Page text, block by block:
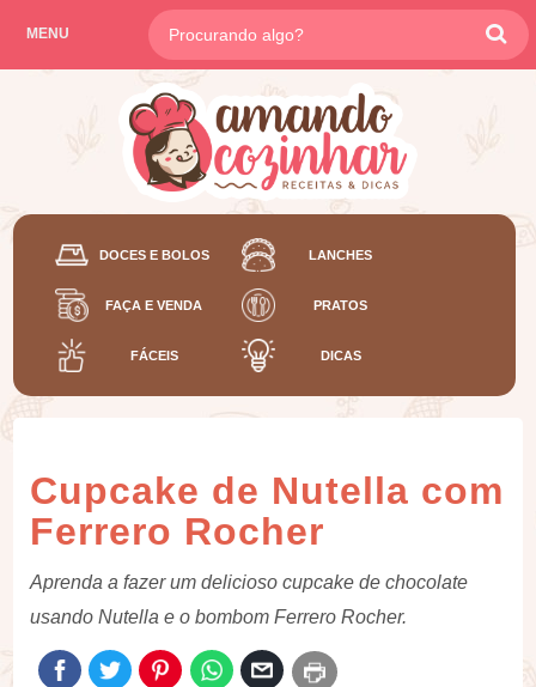
MENU
DOCES E BOLOS LANCHES
FAÇA E VENDA PRATOS
FÁCEIS DICAS
Cupcake de Nutella com
Ferrero Rocher
Aprenda a fazer um delicioso cupcake de chocolate
usando Nutella e o bombom Ferrero Rocher.